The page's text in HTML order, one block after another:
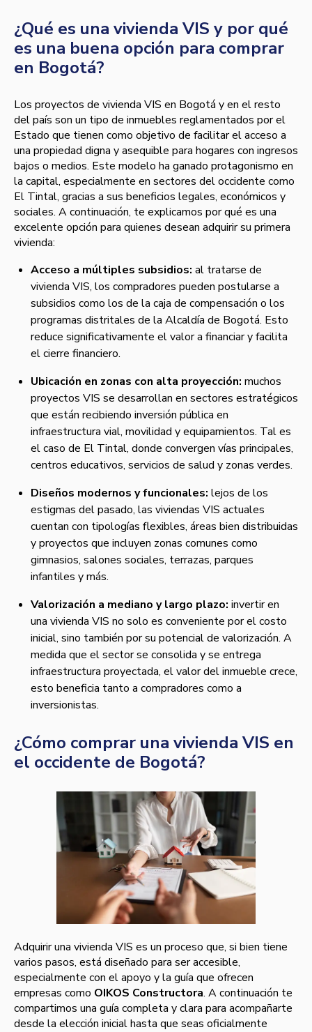
¿Qué es una vivienda VIS y por qué
es una buena opción para comprar
en Bogotá?
Los proyectos de vivienda VIS en Bogotá y en el resto
del país son un tipo de inmuebles reglamentados por el
Estado que tienen como objetivo de facilitar el acceso a
una propiedad digna y asequible para hogares con ingresos
bajos o medios. Este modelo ha ganado protagonismo en
la capital, especialmente en sectores del occidente como
El Tintal, gracias a sus beneficios legales, económicos y
sociales. A continuación, te explicamos por qué es una
excelente opción para quienes desean adquirir su primera
vivienda:
Acceso a múltiples subsidios: al tratarse de
vivienda VIS, los compradores pueden postularse a
subsidios como los de la caja de compensación o los
programas distritales de la Alcaldía de Bogotá. Esto
reduce significativamente el valor a financiar y facilita
el cierre financiero.
Ubicación en zonas con alta proyección: muchos
proyectos VIS se desarrollan en sectores estratégicos
que están recibiendo inversión pública en
infraestructura vial, movilidad y equipamientos. Tal es
el caso de El Tintal, donde convergen vías principales,
centros educativos, servicios de salud y zonas verdes.
Diseños modernos y funcionales: lejos de los
estigmas del pasado, las viviendas VIS actuales
cuentan con tipologías flexibles, áreas bien distribuidas
y proyectos que incluyen zonas comunes como
gimnasios, salones sociales, terrazas, parques
infantiles y más.
Valorización a mediano y largo plazo: invertir en
una vivienda VIS no solo es conveniente por el costo
inicial, sino también por su potencial de valorización. A
medida que el sector se consolida y se entrega
infraestructura proyectada, el valor del inmueble crece,
esto beneficia tanto a compradores como a
inversionistas.
¿Cómo comprar una vivienda VIS en
el occidente de Bogotá?
Adquirir una vivienda VIS es un proceso que, si bien tiene
varios pasos, está diseñado para ser accesible,
especialmente con el apoyo y la guía que ofrecen
empresas como OIKOS Constructora. A continuación te
compartimos una guía completa y clara para acompañarte
desde la elección inicial hasta que seas oficialmente